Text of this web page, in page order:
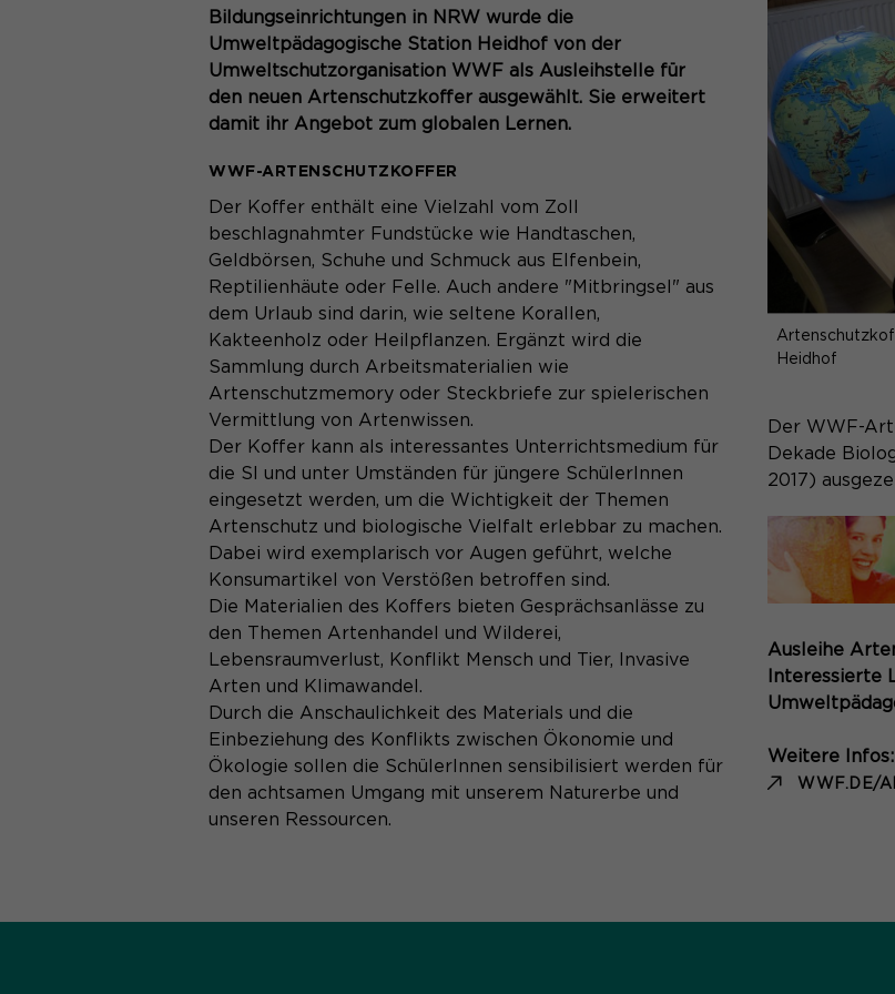
Zweck
Speichert den Zustimmungsstatus
Benutzers für Cookies auf der
Domäne.
Bildungseinrichtungen in NRW wurde die
Umweltpädagogische Station Heidhof von der
Umweltschutzorganisation WWF als Ausleihstelle für
den neuen Artenschutzkoffer ausgewählt. Sie erweitert
damit ihr Angebot zum globalen Lernen.
WWF-ARTENSCHUTZKOFFER
Der Koffer enthält eine Vielzahl vom Zoll
beschlagnahmter Fundstücke wie Handtaschen,
Geldbörsen, Schuhe und Schmuck aus Elfenbein,
Reptilienhäute oder Felle. Auch andere "Mitbringsel" aus
dem Urlaub sind darin, wie seltene Korallen,
Kakteenholz oder Heilpflanzen. Ergänzt wird die
Sammlung durch Arbeitsmaterialien wie
Artenschutzmemory oder Steckbriefe zur spielerischen
Vermittlung von Artenwissen.
Der Koffer kann als interessantes Unterrichtsmedium für
die SI und unter Umständen für jüngere SchülerInnen
eingesetzt werden, um die Wichtigkeit der Themen
Artenschutz und biologische Vielfalt erlebbar zu machen.
Dabei wird exemplarisch vor Augen geführt, welche
Konsumartikel von Verstößen betroffen sind.
Die Materialien des Koffers bieten Gesprächsanlässe zu
den Themen Artenhandel und Wilderei,
Lebensraumverlust, Konflikt Mensch und Tier, Invasive
Arten und Klimawandel.
Durch die Anschaulichkeit des Materials und die
Einbeziehung des Konflikts zwischen Ökonomie und
Ökologie sollen die SchülerInnen sensibilisiert werden für
den achtsamen Umgang mit unserem Naturerbe und
unseren Ressourcen.
Heidhof
Der WWF-
Dekade
2017)
Ausleihe
Interessierte
Weitere Infos:
WWF.DE/